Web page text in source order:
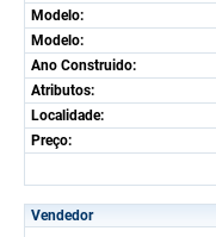
Modelo:
Modelo:
Ano Construido:
Atributos:
Localidade:
Preço:
Vendedor